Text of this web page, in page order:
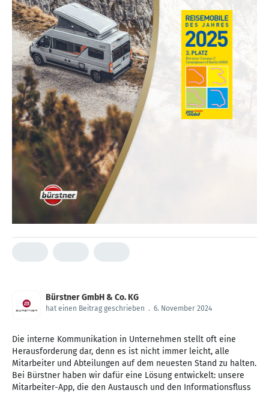
Bürstner GmbH & Co. KG
hat einen Beitrag geschrieben . 6. November 2024
Die interne Kommunikation in Unternehmen stellt oft eine
Herausforderung dar, denn es ist nicht immer leicht, alle
Mitarbeiter und Abteilungen auf dem neuesten Stand zu halten.
Bei Bürstner haben wir dafür eine Lösung entwickelt: unsere
Mitarbeiter-App, die den Austausch und den Informationsfluss